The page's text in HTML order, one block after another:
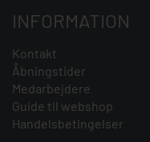
INFORMATION
Kontakt
Åbningstider
Medarbejdere
Guide til webshop
Handelsbetingelser